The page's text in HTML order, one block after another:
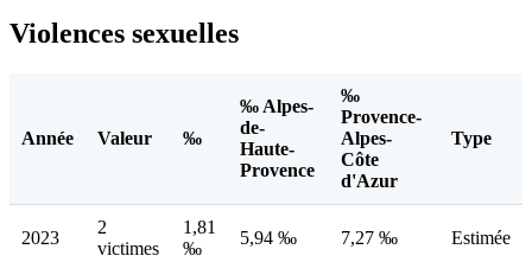
Violences sexuelles
Année Valeur ‰
‰ Alpes-
de-
Haute-
Provence
‰
Provence-
Alpes-
Côte
d'Azur
Type
2023
2
victimes
1,81
‰
5,94 ‰ 7,27 ‰ Estimée